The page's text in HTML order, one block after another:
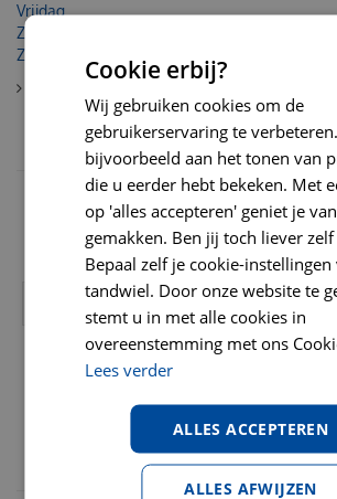
Vrijdag
Zaterdag
Zondag
NIEUWSBRIEF
kortingscodes en
Bekijk onze
privacy policy
VAN NOORD'S
Cookie erbij?
Wij gebruiken cookies om de
gebruikerservaring te
bijvoorbeeld aan het tonen van
die u eerder hebt bekeken. Met
op 'alles accepteren' geniet je
gemakken. Ben jij toch liever zelf
Bepaal zelf je cookie-instellingen
tandwiel. Door onze website te
stemt u in met alle cookies in
overeenstemming met ons
Lees verder
ALLES ACCEPTEREN
ALLES AFWIJZEN